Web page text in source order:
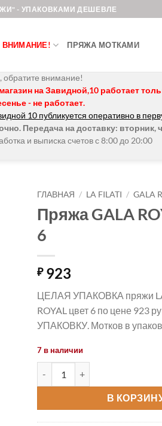
- УПАКОВКАМИ ДЕШЕВЛЕ
ВНИМАНИЕ! ПРЯЖА МОТКАМИ
обратите внимание!
на Завидной,10 работает
- не работает.
10 публикуется оперативно в
Передача на доставку: вторник,
и выписка счетов с 8:00 до 20:00
ГЛАВНАЯ / LA FILATI / GALA
Пряжа GALA
6
₽923
ЦЕЛАЯ УПАКОВКА пряжи
ROYAL цвет 6 по цене 923
УПАКОВКУ. Мотков в
7 в наличии
В